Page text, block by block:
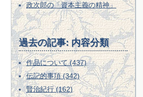
政次郎の「資本主義の精神」
過去の記事: 内容分類
作品について (437)
伝記的事項 (342)
賢治紀行 (162)